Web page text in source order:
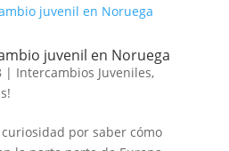
juvenil en Noruega
| Intercambios Juveniles,
por saber cómo